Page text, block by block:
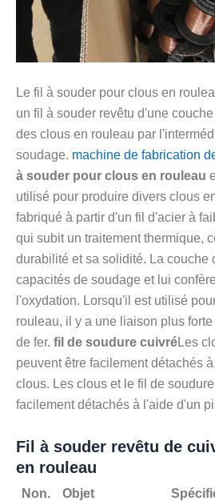
Le fil à souder pour clous en
un fil à souder revêtu d'une
des clous en rouleau par
soudage. machine de fabrication
à souder pour clous en rouleau
utilisé pour produire divers clous
fabriqué à partir d'un fil d'acier à
qui subit un traitement thermique,
durabilité et sa solidité. La couche
capacités de soudage et lui
l'oxydation. Lorsqu'il est utilisé
rouleau, il y a une liaison plus forte
de fer. fil de soudure cuivréLes
peuvent être facilement détachés
clous. Les clous et le fil de
facilement détachés à l'aide d'un
Fil à souder revêtu de
en rouleau
Non. Objet